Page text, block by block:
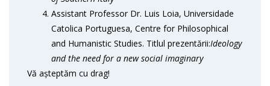
Assistant Professor Dr. Luis Loia, Universidade
Catolica Portuguesa, Centre for Philosophical
and Humanistic Studies. Titlul prezentării:Ideology
and the need for a new social imaginary
Vă așteptăm cu drag!